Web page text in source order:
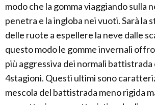
modo che la gomma viaggiando sulla
penetra e la ingloba nei vuoti. Sarà la
delle ruote a espellere la neve dalle
questo modo le gomme invernali
più aggressiva dei normali battistrada
4stagioni. Questi ultimi sono
mescola del battistrada meno rigida